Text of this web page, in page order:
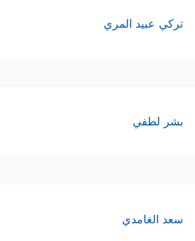
تركي عبيد المري
بشر لطفي
سعد الغامدي